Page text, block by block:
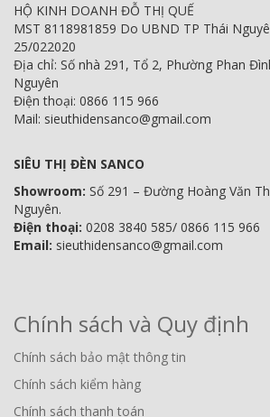
HỘ KINH DOANH ĐỖ THỊ QUẾ
MST 8118981859 Do UBND TP Thái
25/022020
Địa chỉ: Số nhà 291, Tổ 2, Phường Phan
Nguyên
Điện thoại: 0866 115 966
Mail: sieuthidensanco@gmail.com
SIÊU THỊ ĐÈN SANCO
Showroom: Số 291 – Đường Hoàng Văn
Nguyên.
Điện thoại: 0208 3840 585/ 0866 115 966
Email: sieuthidensanco@gmail.com
Chính sách và Quy định
Chính sách bảo mật thông tin
Chính sách kiểm hàng
Chính sách thanh toán